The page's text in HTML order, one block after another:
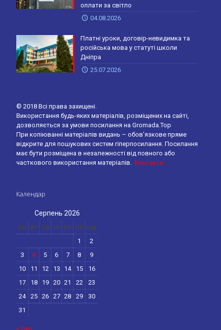
оплати за світло
04.08.2026
Платні уроки, договір-невидимка та
російська мова у статуті школи
Дніпра
25.07.2026
© 2018 Всі права захищені.
Використання будь-яких матеріалів, розміщених на сайті,
дозволяється за умови посилання на Gromada.Top
При копіюванні матеріалів видань – обов’язкове пряме
відкрите для пошукових систем гіперпосилання. Посилання
має бути розміщена в незалежності від повного або
часткового використання матеріалів. Контакти
Календар
Серпень 2026
Пн Вт Ср Чт Пт Сб Нд
1
2
3
4 5 6 7 8
9
10
11 12 13 14 15
16
17
18 19 20 21 22
23
24
25 26 27 28 29
30
31